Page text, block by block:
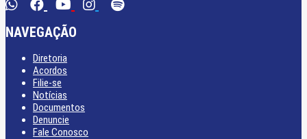
NAVEGAÇÃO
Diretoria
Acordos
Filie-se
Notícias
Documentos
Denuncie
Fale Conosco